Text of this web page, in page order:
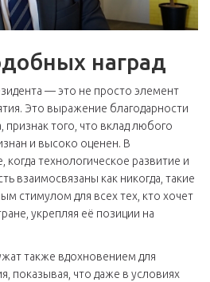
наград
— это не просто элемент
Это выражение благодарности
признак того, что вклад любого
и высоко оценен. В
технологическое развитие и
взаимосвязаны как никогда, такие
стимулом для всех тех, кто хочет
укрепляя её позиции на
также вдохновением для
показывая, что даже в условиях